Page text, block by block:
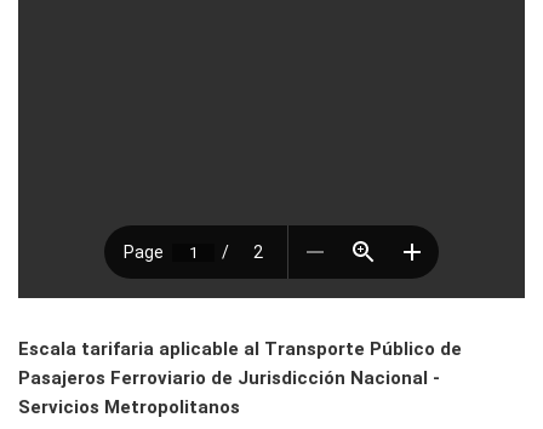
Escala tarifaria aplicable al Transporte Público de
Pasajeros Ferroviario de Jurisdicción Nacional -
Servicios Metropolitanos